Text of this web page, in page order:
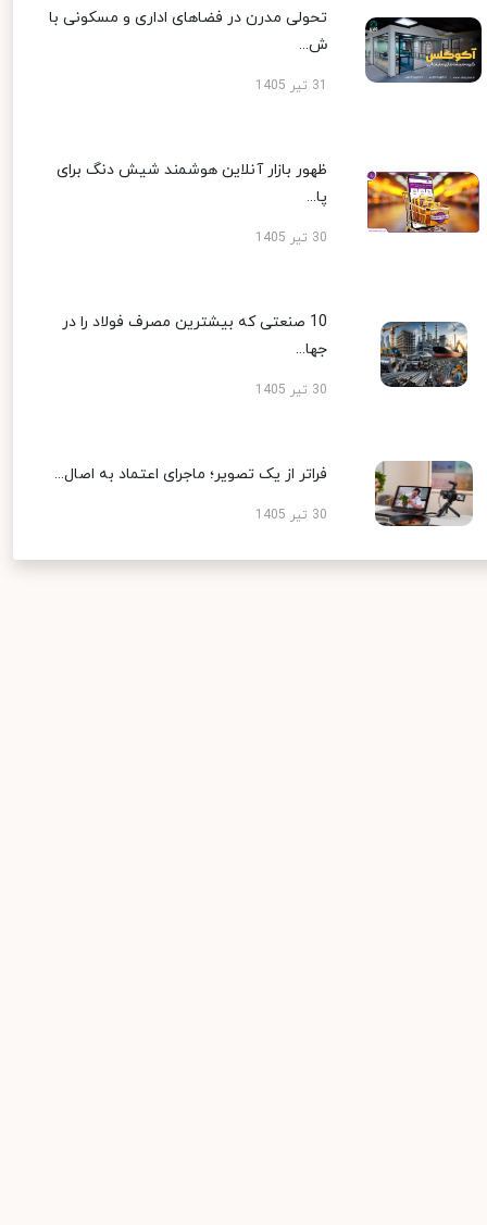
تحولی مدرن در فضاهای اداری و مسکونی با
ش...
ظهور بازار آنلاین هوشمند شیش دنگ برای
پا...
30 تیر 1405
10 صنعتی که بیشترین مصرف فولاد را در
جها...
30 تیر 1405
فراتر از یک تصویر؛ ماجرای اعتماد به اصال...
30 تیر 1405